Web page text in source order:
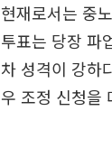
현재로서는 중
투표는 당장 파
차 성격이 강하
우 조정 신청을